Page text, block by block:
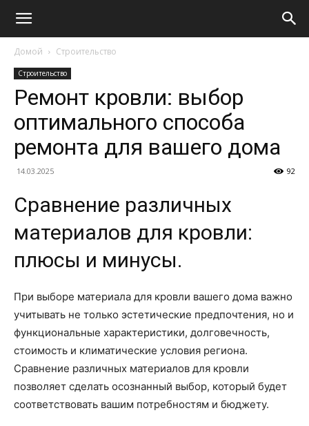
Домой Строительство
Строительство
Ремонт кровли: выбор
оптимального способа
ремонта для вашего дома
14.03.2025 92
Сравнение различных
материалов для кровли:
плюсы и минусы.
При выборе материала для кровли вашего дома важно
учитывать не только эстетические предпочтения, но и
функциональные характеристики, долговечность,
стоимость и климатические условия региона.
Сравнение различных материалов для кровли
позволяет сделать осознанный выбор, который будет
соответствовать вашим потребностям и бюджету.